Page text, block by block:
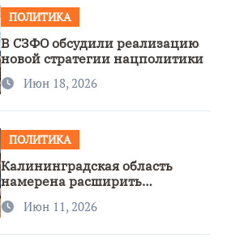
ПОЛИТИКА
В СЗФО обсудили реализацию
новой стратегии нацполитики
Июн 18, 2026
ПОЛИТИКА
Калининградская область
намерена расширить
сотрудничество с Узбекистаном
Июн 11, 2026